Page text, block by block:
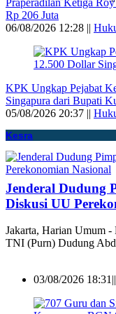
Praperadilan Ketiga
Rp 206 Juta
06/08/2026 12:28 ||
KPK Ungkap Pejabat
Singapura dari Bupati
05/08/2026 20:37 ||
Kesra
Jenderal Dudung
Diskusi UU
Jakarta, Harian Umum -
TNI (Purn) Dudung
03/08/2026 18:31||